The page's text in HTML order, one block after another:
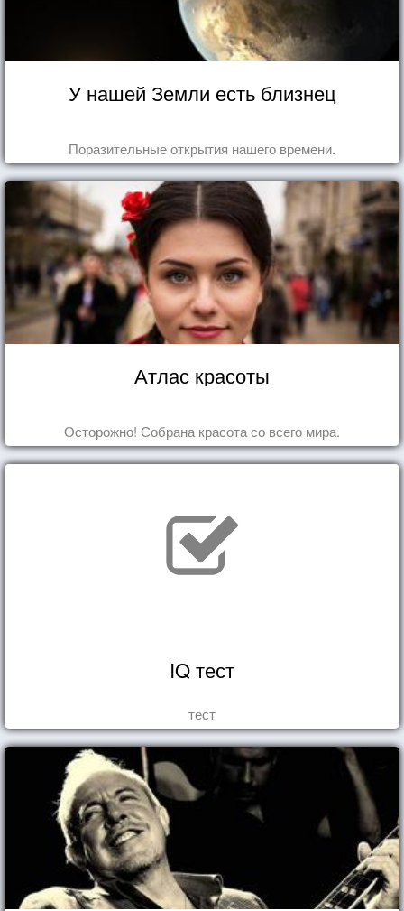
У нашей Земли есть близнец
Поразительные открытия нашего времени.
Атлас красоты
Осторожно! Собрана красота со всего мира.
IQ тест
тест